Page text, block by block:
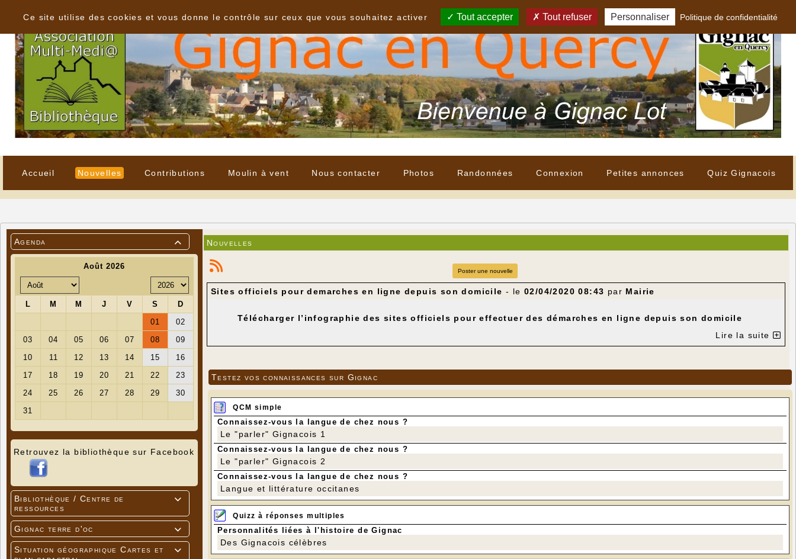
Accueil Nouvelles Contributions Moulin à vent Nous contacter Photos Randonnées Connexion Petites annonces Quiz Gignacois

Agenda
Retrouvez la bibliothèque sur Facebook

Bibliothèque / Centre de
ressources

Gignac terre d'oc

Situation géographique Cartes et
Nouvelles
Poster une nouvelle
Sites officiels pour demarches en ligne depuis son domicile - le02/04/2020 08:43 par Mairie
Télécharger l’infographie des sites officiels pour effectuer des démarches en ligne depuis son domicile
Lire la suite
Testez vos connaissances sur Gignac
QCM simple
Connaissez-vous la langue de chez nous ?
Le "parler" Gignacois 1
Connaissez-vous la langue de chez nous ?
Le "parler" Gignacois 2
Connaissez-vous la langue de chez nous ?
Langue et littérature occitanes
Quizz à réponses multiples
Personnalités liées à l'histoire de Gignac
Des Gignacois célèbres
Ce site utilise des cookies et vous donne le contrôle sur ceux que vous souhaitez activer
Tout accepter Tout refuser Personnaliser Politique de confidentialité